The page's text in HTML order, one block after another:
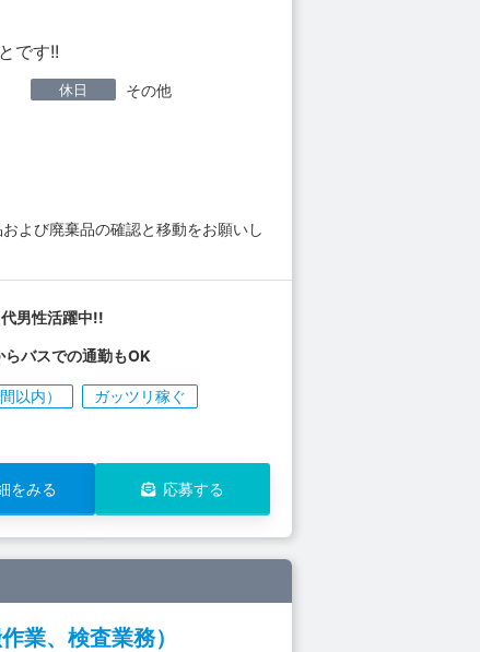
です!!
休日 その他
よび廃棄品の確認と移動をお願いし
男性活躍中!!
らバスでの通勤もOK
以内）
ガッツリ稼ぐ
をみる 応募する
業、検査業務）